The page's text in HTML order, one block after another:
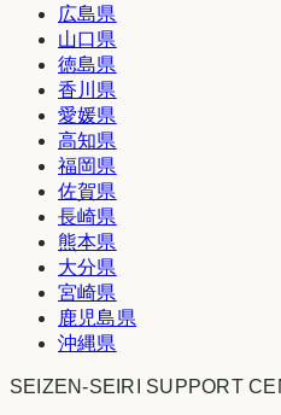
広島県
山口県
徳島県
香川県
愛媛県
高知県
福岡県
佐賀県
長崎県
熊本県
大分県
宮崎県
鹿児島県
沖縄県
SEIZEN-SEIRI SUPPORT